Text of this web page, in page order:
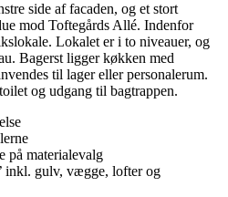
side af facaden, og et stort
mod Toftegårds Allé. Indenfor
Lokalet er i to niveauer, og
Bagerst ligger køkken med
til lager eller personalerum.
og udgang til bagtrappen.
på materialevalg
inkl. gulv, vægge, lofter og